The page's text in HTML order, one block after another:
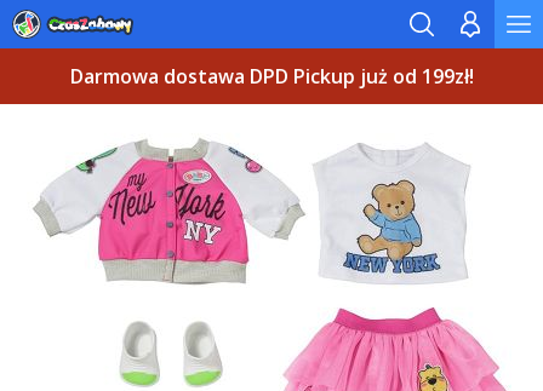
Darmowa dostawa DPD Pickup już od 199zł!